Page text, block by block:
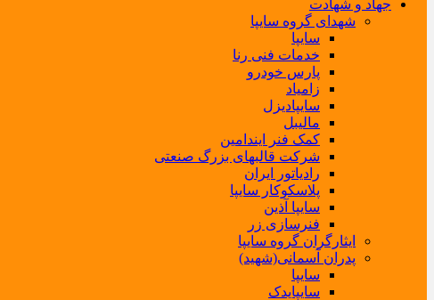
جهاد و شهادت
شهدای گروه سایپا
سایپا
خدمات فنی رنا
پارس خودرو
زامیاد
سایپادیزل
مالیبل
کمک فنر ایندامین
شرکت قالبهای بزرگ صنعتی
رادیاتور ایران
پلاسکوکار سایپا
سایپا آذین
فنرسازی زر
ایثارگران گروه سایپا
پدران آسمانی(شهید)
سایپا
سایپایدک